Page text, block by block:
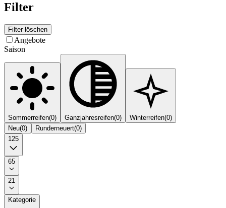
Filter
Filter löschen
Angebote
Saison
Sommerreifen(0) Ganzjahresreifen(0) Winterreifen(0)
Neu(0) Runderneuert(0)
125
65
21
Kategorie